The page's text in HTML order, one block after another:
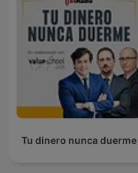
Tu dinero nunca duerme